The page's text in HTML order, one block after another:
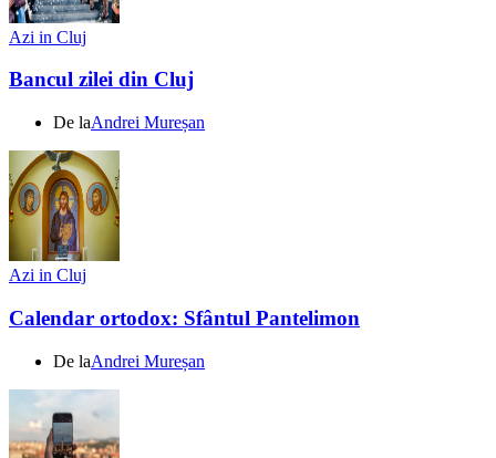
Azi in Cluj
Bancul zilei din Cluj
De laAndrei Mureșan
Azi in Cluj
Calendar ortodox: Sfântul Pantelimon
De laAndrei Mureșan